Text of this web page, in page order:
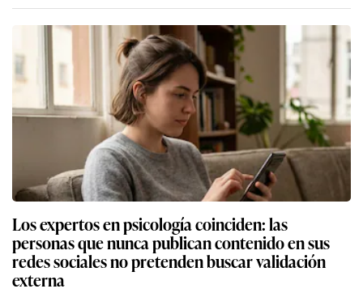
Los expertos en psicología coinciden: las
personas que nunca publican contenido en sus
redes sociales no pretenden buscar validación
externa